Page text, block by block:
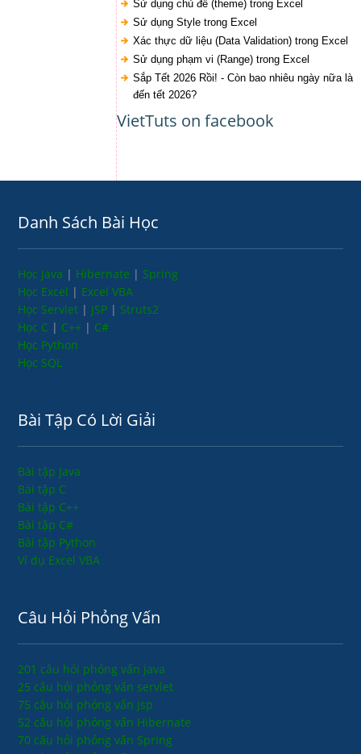
Sử dụng chủ đề (theme) trong Excel
Sử dụng Style trong Excel
Xác thực dữ liệu (Data Validation) trong Excel
Sử dụng phạm vi (Range) trong Excel
Sắp Tết 2026 Rồi! - Còn bao nhiêu ngày nữa là
đến tết 2026?
VietTuts on facebook
Danh Sách Bài Học
Học Java | Hibernate | Spring
Học Excel | Excel VBA
Học Servlet | JSP | Struts2
Học C | C++ | C#
Học Python
Học SQL
Bài Tập Có Lời Giải
Bài tập Java
Bài tập C
Bài tập C++
Bài tập C#
Bài tập Python
Ví dụ Excel VBA
Câu Hỏi Phỏng Vấn
201 câu hỏi phỏng vấn java
25 câu hỏi phỏng vấn servlet
75 câu hỏi phỏng vấn jsp
52 câu hỏi phỏng vấn Hibernate
70 câu hỏi phỏng vấn Spring